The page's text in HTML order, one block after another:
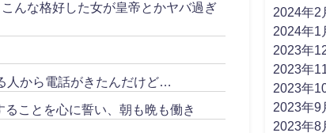
んな格好した女が皇帝とかヤバ過ぎ
から電話がきたんだけど…
ことを心に誓い、朝も晩も働き
2024年2
2024年1
2023年
2023年
2023年
2023年9
2023年8